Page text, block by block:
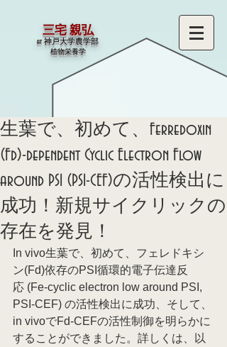
三宅 親弘
at 神戸大学農学部
​植物栄養学
生葉で、初めて、Ferredoxin
(Fd)-dependent Cyclic Electron Flow
around PSI (PSI-CEF)の活性検出に
成功！新規サイクリックの
存在を発見！
In vivo生葉で、初めて、フェレドキシ
ン(Fd)依存のPSI循環的電子伝達反
応 (Fe-cyclic electron low around PSI,
PSI-CEF) の活性検出に成功、そして、
in vivoでFd-CEFの活性制御を明らかに
することができました。詳しくは、以